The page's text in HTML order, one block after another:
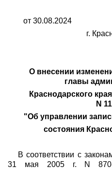
от
г.
О внесении
главы
Краснодарского
N
"Об управлении
состояния
В соответствии с
31 мая 2005 г. N 870-